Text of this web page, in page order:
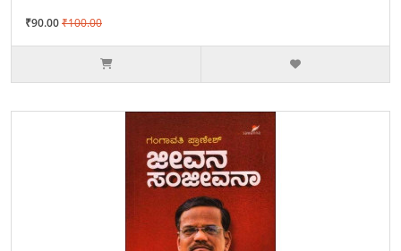
₹90.00₹100.00